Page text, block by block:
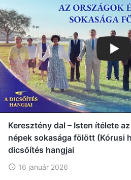
Keresztény dal – Isten ítélete
népek sokasága fölött (Kórusi
dicsőítés hangjai
16 január 2026